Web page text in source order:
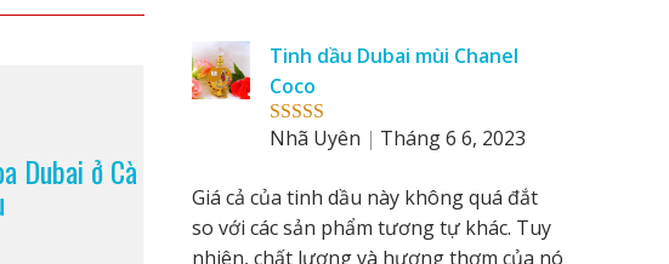
Dubai ở Cà
Rated5out
Tinh dầu Dubai mùi Chanel
Coco
Nhã Uyên
Tháng 6 6, 2023
Giá cả của tinh dầu này không quá đắt
so với các sản phẩm tương tự khác. Tuy
nhiên, chất lượng và hương thơm của nó